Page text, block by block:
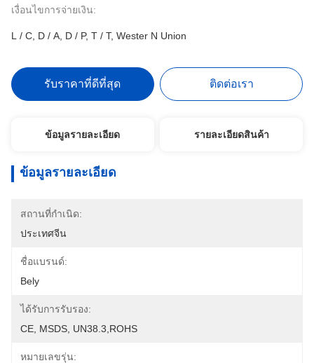
เงื่อนไขการจ่ายเงิน:
L / C, D / A, D / P, T / T, Wester N Union
รับราคาที่ดีที่สุด ติดต่อเรา
ข้อมูลรายละเอียด รายละเอียดสินค้า
ข้อมูลรายละเอียด
สถานที่กำเนิด:
ประเทศจีน
ชื่อแบรนด์:
Bely
ได้รับการรับรอง:
CE, MSDS, UN38.3,ROHS
หมายเลขรุ่น: